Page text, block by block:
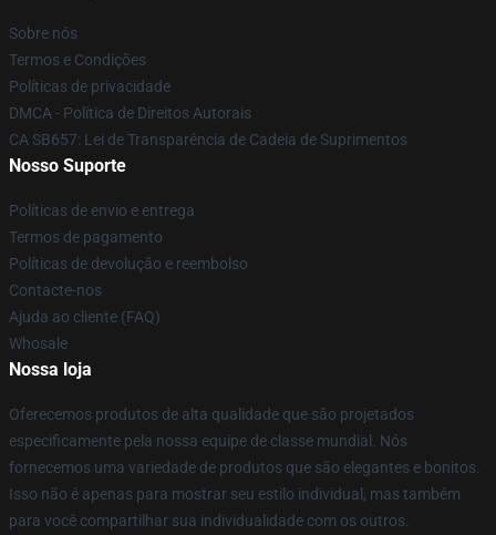
Sobre nós
Termos e Condições
Políticas de privacidade
DMCA - Política de Direitos Autorais
CA SB657: Lei de Transparência de Cadeia de Suprimentos
Nosso Suporte
Políticas de envio e entrega
Termos de pagamento
Políticas de devolução e reembolso
Contacte-nos
Ajuda ao cliente (FAQ)
Whosale
Nossa loja
Oferecemos produtos de alta qualidade que são projetados
especificamente pela nossa equipe de classe mundial. Nós
fornecemos uma variedade de produtos que são elegantes e bonitos.
Isso não é apenas para mostrar seu estilo individual, mas também
para você compartilhar sua individualidade com os outros.